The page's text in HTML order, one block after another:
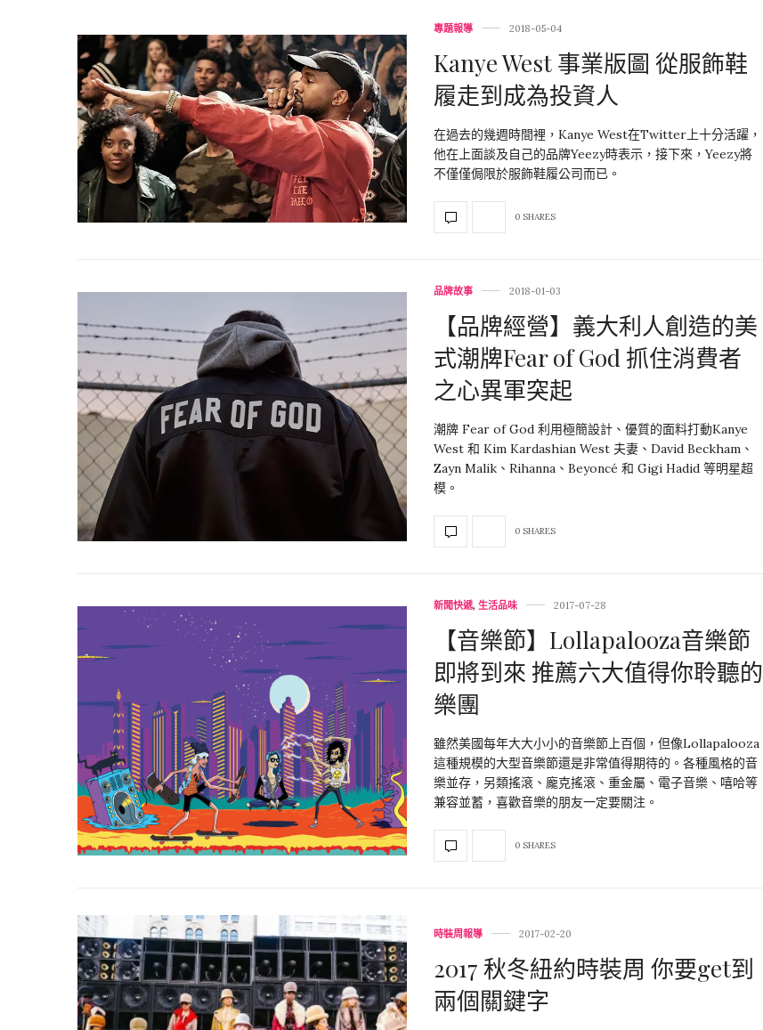
專題報導 2018-05-04
Kanye West 事業版圖 從服飾鞋
履走到成為投資人
在過去的幾週時間裡，Kanye West在Twitter上十分活躍，
他在上面談及自己的品牌Yeezy時表示，接下來，Yeezy將
不僅僅侷限於服飾鞋履公司而已。
0 SHARES
品牌故事 2018-01-03
【品牌經營】義大利人創造的美
式潮牌Fear of God 抓住消費者
之心異軍突起
潮牌 Fear of God 利用極簡設計、優質的面料打動Kanye
West 和 Kim Kardashian West 夫妻、David Beckham、
Zayn Malik、Rihanna、Beyoncé 和 Gigi Hadid 等明星超
模。
0 SHARES
新聞快遞, 生活品味 2017-07-28
【音樂節】Lollapalooza音樂節
即將到來 推薦六大值得你聆聽的
樂團
雖然美國每年大大小小的音樂節上百個，但像Lollapalooza
這種規模的大型音樂節還是非常值得期待的。各種風格的音
樂並存，另類搖滾、龐克搖滾、重金屬、電子音樂、嘻哈等
兼容並蓄，喜歡音樂的朋友一定要關注。
0 SHARES
時裝周報導 2017-02-20
2017 秋冬紐約時裝周 你要get到
兩個關鍵字